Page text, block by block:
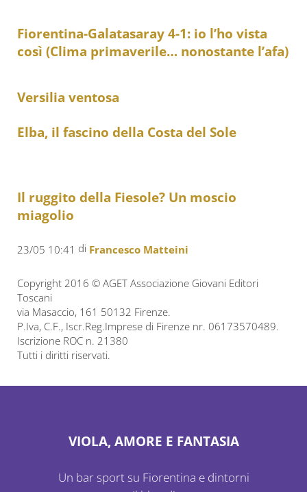
Fiorentina-Galatasaray 4-1: io l’ho vista
così (Clima primaverile… nonostante l’afa)
Versilia ventosa
Elba, il fascino della Costa del Sole
Il ruggito della Fiesole? Un moscio
miagolio
23/05 10:41 di Francesco Matteini
Copyright 2016 © AGET Associazione Giovani Editori
Toscani
via Masaccio, 161 50132 Firenze.
P.Iva, C.F., Iscr.Reg.Imprese di Firenze nr. 06173570489.
Iscrizione ROC n. 21380
Tutti i diritti riservati.
VIOLA, AMORE E FANTASIA
Un bar sport su Fiorentina e dintorni